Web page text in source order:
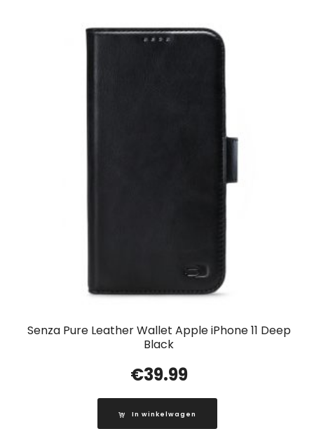
Senza Pure Leather Wallet Apple iPhone 11 Deep
Black
€39.99
In winkelwagen